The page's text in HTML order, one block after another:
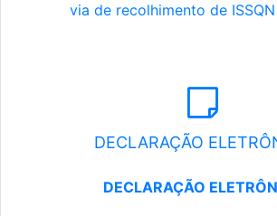
via de recolhimento de
DECLARAÇÃO
DECLARAÇÃO